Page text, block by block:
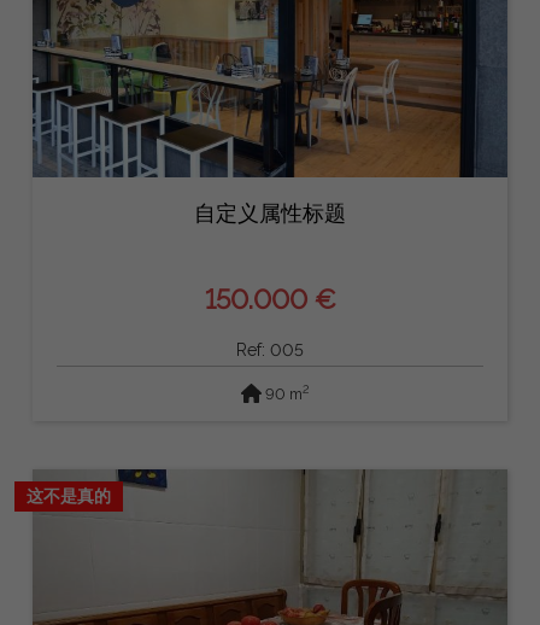
自定义属性标题
150.000 €
Ref: 005
90 m2
这不是真的